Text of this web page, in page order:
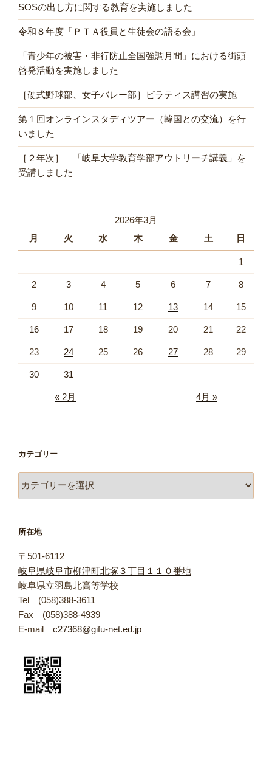
SOSの出し方に関する教育を実施しました
令和８年度「ＰＴＡ役員と生徒会の語る会」
「青少年の被害・非行防止全国強調月間」における街頭
啓発活動を実施しました
［硬式野球部、女子バレー部］ピラティス講習の実施
第１回オンラインスタディツアー（韓国との交流）を行
いました
［２年次］ 「岐阜大学教育学部アウトリーチ講義」を
受講しました
2026年3月
月
火 水 木 金 土 日
1
2 3 4 5 6 7 8
9 10 11 12 13 14 15
16 17 18 19 20 21 22
23 24 25 26 27 28 29
30 31
« 2月 4月 »
カテゴリー
テ
ー
所在地
〒501-6112
岐阜県岐阜市柳津町北塚３丁目１１０番地
岐阜県立羽島北高等学校
Tel (058)388-3611
Fax (058)388-4939
E-mail c27368@gifu-net.ed.jp